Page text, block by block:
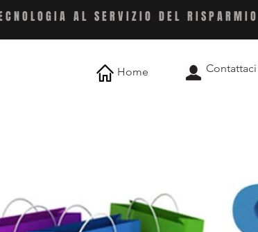
AL SERVIZIO DEL RISPARMIO
Contattaci
Home